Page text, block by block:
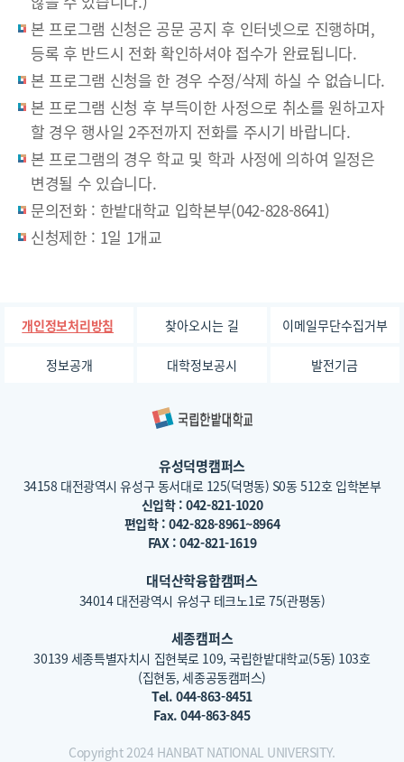
본 프로그램 신청은 공문 공지 후 인터넷으로 진행하며,
등록 후 반드시 전화 확인하셔야 접수가 완료됩니다.
본 프로그램 신청을 한 경우 수정/삭제 하실 수 없습니다.
본 프로그램 신청 후 부득이한 사정으로 취소를 원하고자
할 경우 행사일 2주전까지 전화를 주시기 바랍니다.
본 프로그램의 경우 학교 및 학과 사정에 의하여 일정은
변경될 수 있습니다.
문의전화 : 한밭대학교 입학본부(042-828-8641)
신청제한 : 1일 1개교
개인정보처리방침 찾아오시는 길 이메일무단수집거부
정보공개 대학정보공시 발전기금
유성덕명캠퍼스
34158 대전광역시 유성구 동서대로 125(덕명동) S0동 512호 입학본부
신입학 : 042-821-1020
편입학 : 042-828-8961~8964
FAX : 042-821-1619
대덕산학융합캠퍼스
34014 대전광역시 유성구 테크노1로 75(관평동)
세종캠퍼스
30139 세종특별자치시 집현북로 109, 국립한밭대학교(5동) 103호
(집현동, 세종공동캠퍼스)
Tel. 044-863-8451
Fax. 044-863-845
Copyright 2024 HANBAT NATIONAL UNIVERSITY.